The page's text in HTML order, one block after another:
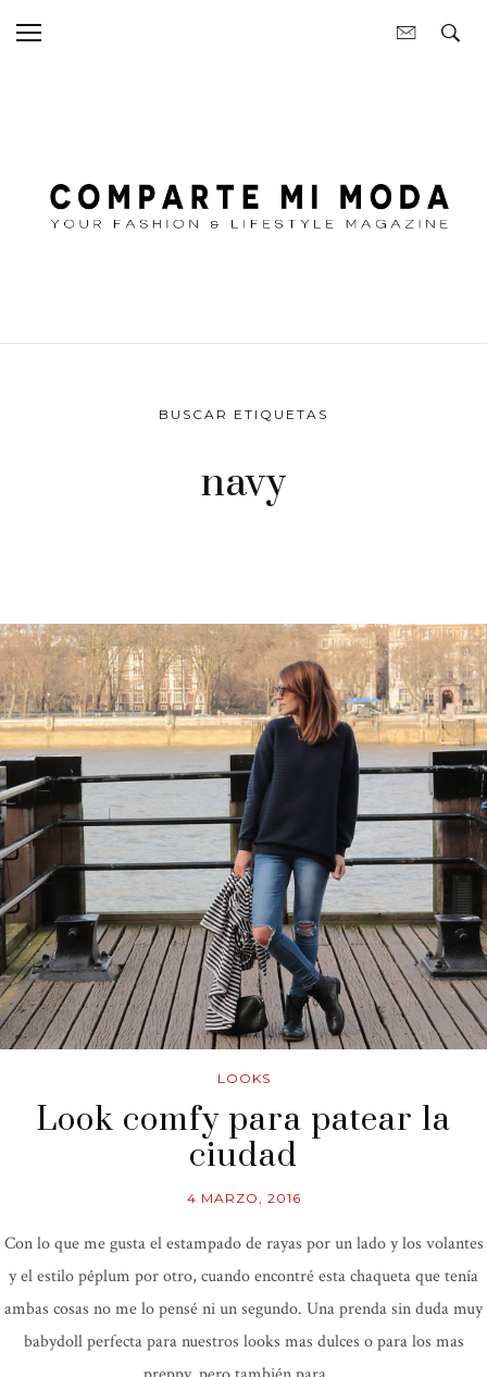
BUSCAR ETIQUETAS
navy
LOOKS
Look comfy para patear la
ciudad
4 MARZO, 2016
Con lo que me gusta el estampado de rayas por un lado y los volantes
y el estilo péplum por otro, cuando encontré esta chaqueta que tenía
ambas cosas no me lo pensé ni un segundo. Una prenda sin duda muy
babydoll perfecta para nuestros looks mas dulces o para los mas